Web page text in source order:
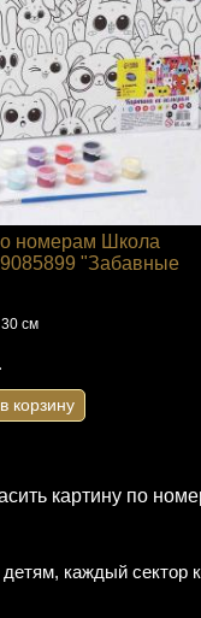
номерам Школа
"Забавные
см
корзину
картину по
каждый